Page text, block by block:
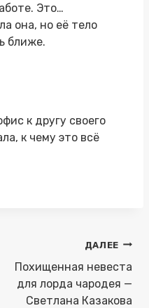
Это…
она, но её тело
ближе.
к другу своего
к чему это всё
ДАЛЕЕ
Похищенная невеста
для лорда чародея —
Светлана Казакова